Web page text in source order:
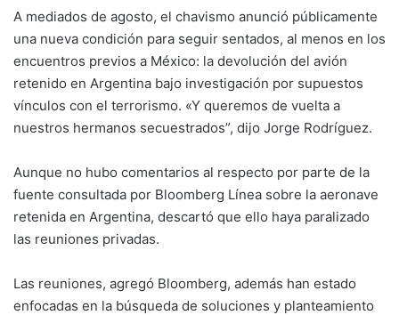
A mediados de agosto, el chavismo anunció públicamente
una nueva condición para seguir sentados, al menos en los
encuentros previos a México: la devolución del avión
retenido en Argentina bajo investigación por supuestos
vínculos con el terrorismo. «Y queremos de vuelta a
nuestros hermanos secuestrados”, dijo Jorge Rodríguez.
Aunque no hubo comentarios al respecto por parte de la
fuente consultada por Bloomberg Línea sobre la aeronave
retenida en Argentina, descartó que ello haya paralizado
las reuniones privadas.
Las reuniones, agregó Bloomberg, además han estado
enfocadas en la búsqueda de soluciones y planteamiento